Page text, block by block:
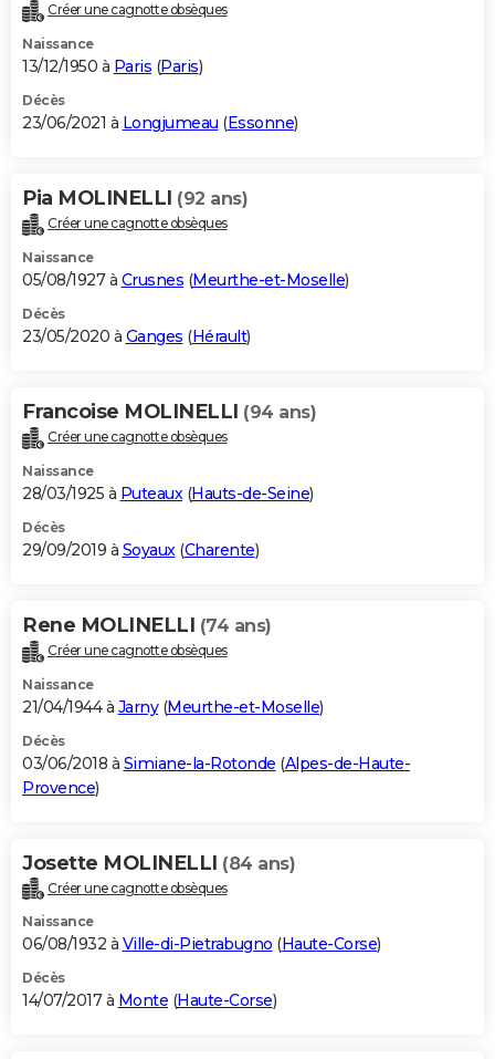
Créer une cagnotte obsèques
Naissance
13/12/1950 à Paris (Paris)
Décès
23/06/2021 à Longjumeau (Essonne)
Pia MOLINELLI (92 ans)
Créer une cagnotte obsèques
Naissance
05/08/1927 à Crusnes (Meurthe-et-Moselle)
Décès
23/05/2020 à Ganges (Hérault)
Francoise MOLINELLI (94 ans)
Créer une cagnotte obsèques
Naissance
28/03/1925 à Puteaux(Hauts-de-Seine)
Décès
29/09/2019 à Soyaux(Charente)
Rene MOLINELLI (74 ans)
Créer une cagnotte obsèques
Naissance
21/04/1944 à Jarny(Meurthe-et-Moselle)
Décès
03/06/2018 à Simiane-la-Rotonde (Alpes-de-Haute-
Provence)
Josette MOLINELLI (84 ans)
Créer une cagnotte obsèques
Naissance
06/08/1932 à Ville-di-Pietrabugno (Haute-Corse)
Décès
14/07/2017 à Monte (Haute-Corse)